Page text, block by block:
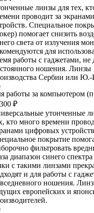
линзы для тех,
проводит за
Специальное
помогает снизить
света от излучения
для
работы с гаджетами, не
ношения. Линзы
Сербии или
работы за компьютером
₽
утонченные
кто много времени
цифровых
покрытие
фильтровать
диапазон синего спектра
с такими линзами
и для работы с
ношения.
европейских и